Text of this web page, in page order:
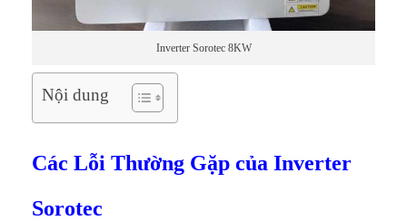
Inverter Sorotec 8KW
Nội dung
Các Lỗi Thường Gặp của Inverter
Sorotec